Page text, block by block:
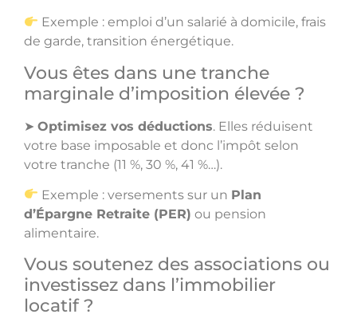
Exemple : emploi d’un salarié à domicile, frais
de garde, transition énergétique.
Vous êtes dans une tranche
marginale d’imposition élevée ?
➤ Optimisez vos déductions. Elles réduisent
votre base imposable et donc l’impôt selon
votre tranche (11 %, 30 %, 41 %…).
Exemple : versements sur un Plan
d’Épargne Retraite (PER) ou pension
alimentaire.
Vous soutenez des associations ou
investissez dans l’immobilier
locatif ?